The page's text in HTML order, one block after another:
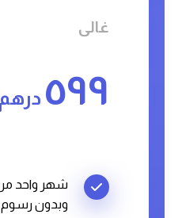
غالی
٥٩٩
شهر واحد من
وبدون رسوم